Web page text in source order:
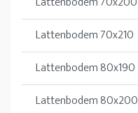
Lattenbodem 70x210
Lattenbodem 80x190
Lattenbodem 80x200